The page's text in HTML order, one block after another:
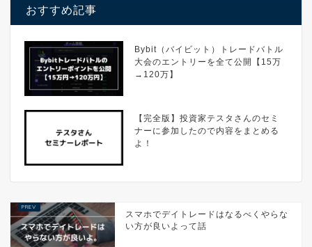
おすすめ記事
Bybit（バイビット）トレードバトル
大会のエントリーを全て公開【15万
→120万】
【完全版】投資家テスタさんのセミ
ナーに参加したので内容をまとめる
よ！
スマホでデイトレードはなるべくやらな
い方が良いよって話